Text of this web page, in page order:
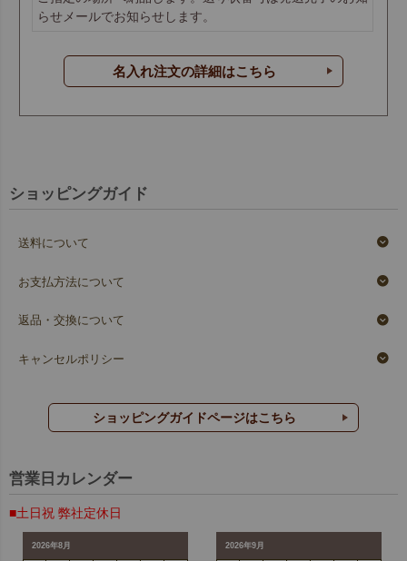
らせメールでお知らせします。
名入れ注文の詳細はこちら
ショッピングガイド
送料について
お支払方法について
返品・交換について
キャンセルポリシー
ショッピングガイドページはこちら
営業日カレンダー
■土日祝 弊社定休日
2026年8月 2026年9月